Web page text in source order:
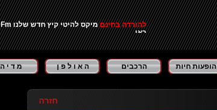
להורדה בחינם מיקס להיטי קיץ חדש שלנו Summer Party -2014 - Swis Fm - להורדה בחינם לחצו כאן ...
כאן...
מ ד י ה ה א ו ל פ ן הרכבים הופעות חיות
חזרה